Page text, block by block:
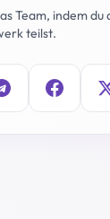
Team, indem du
teilst.